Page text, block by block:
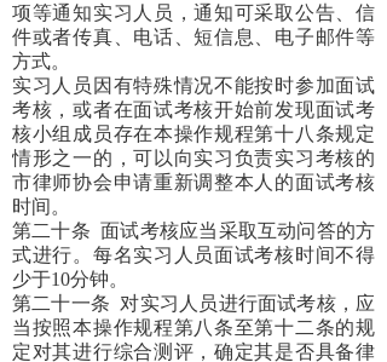
项等通知实习人员，通知可采取公告、信
件或者传真、电话、短信息、电子邮件等
方式。
实习人员因有特殊情况不能按时参加面试
考核，或者在面试考核开始前发现面试考
核小组成员存在本操作规程第十八条规定
情形之一的，可以向实习负责实习考核的
市律师协会申请重新调整本人的面试考核
时间。
第二十条 面试考核应当采取互动问答的方
式进行。每名实习人员面试考核时间不得
少于10分钟。
第二十一条 对实习人员进行面试考核，应
当按照本操作规程第八条至第十二条的规
定对其进行综合测评，确定其是否具备律